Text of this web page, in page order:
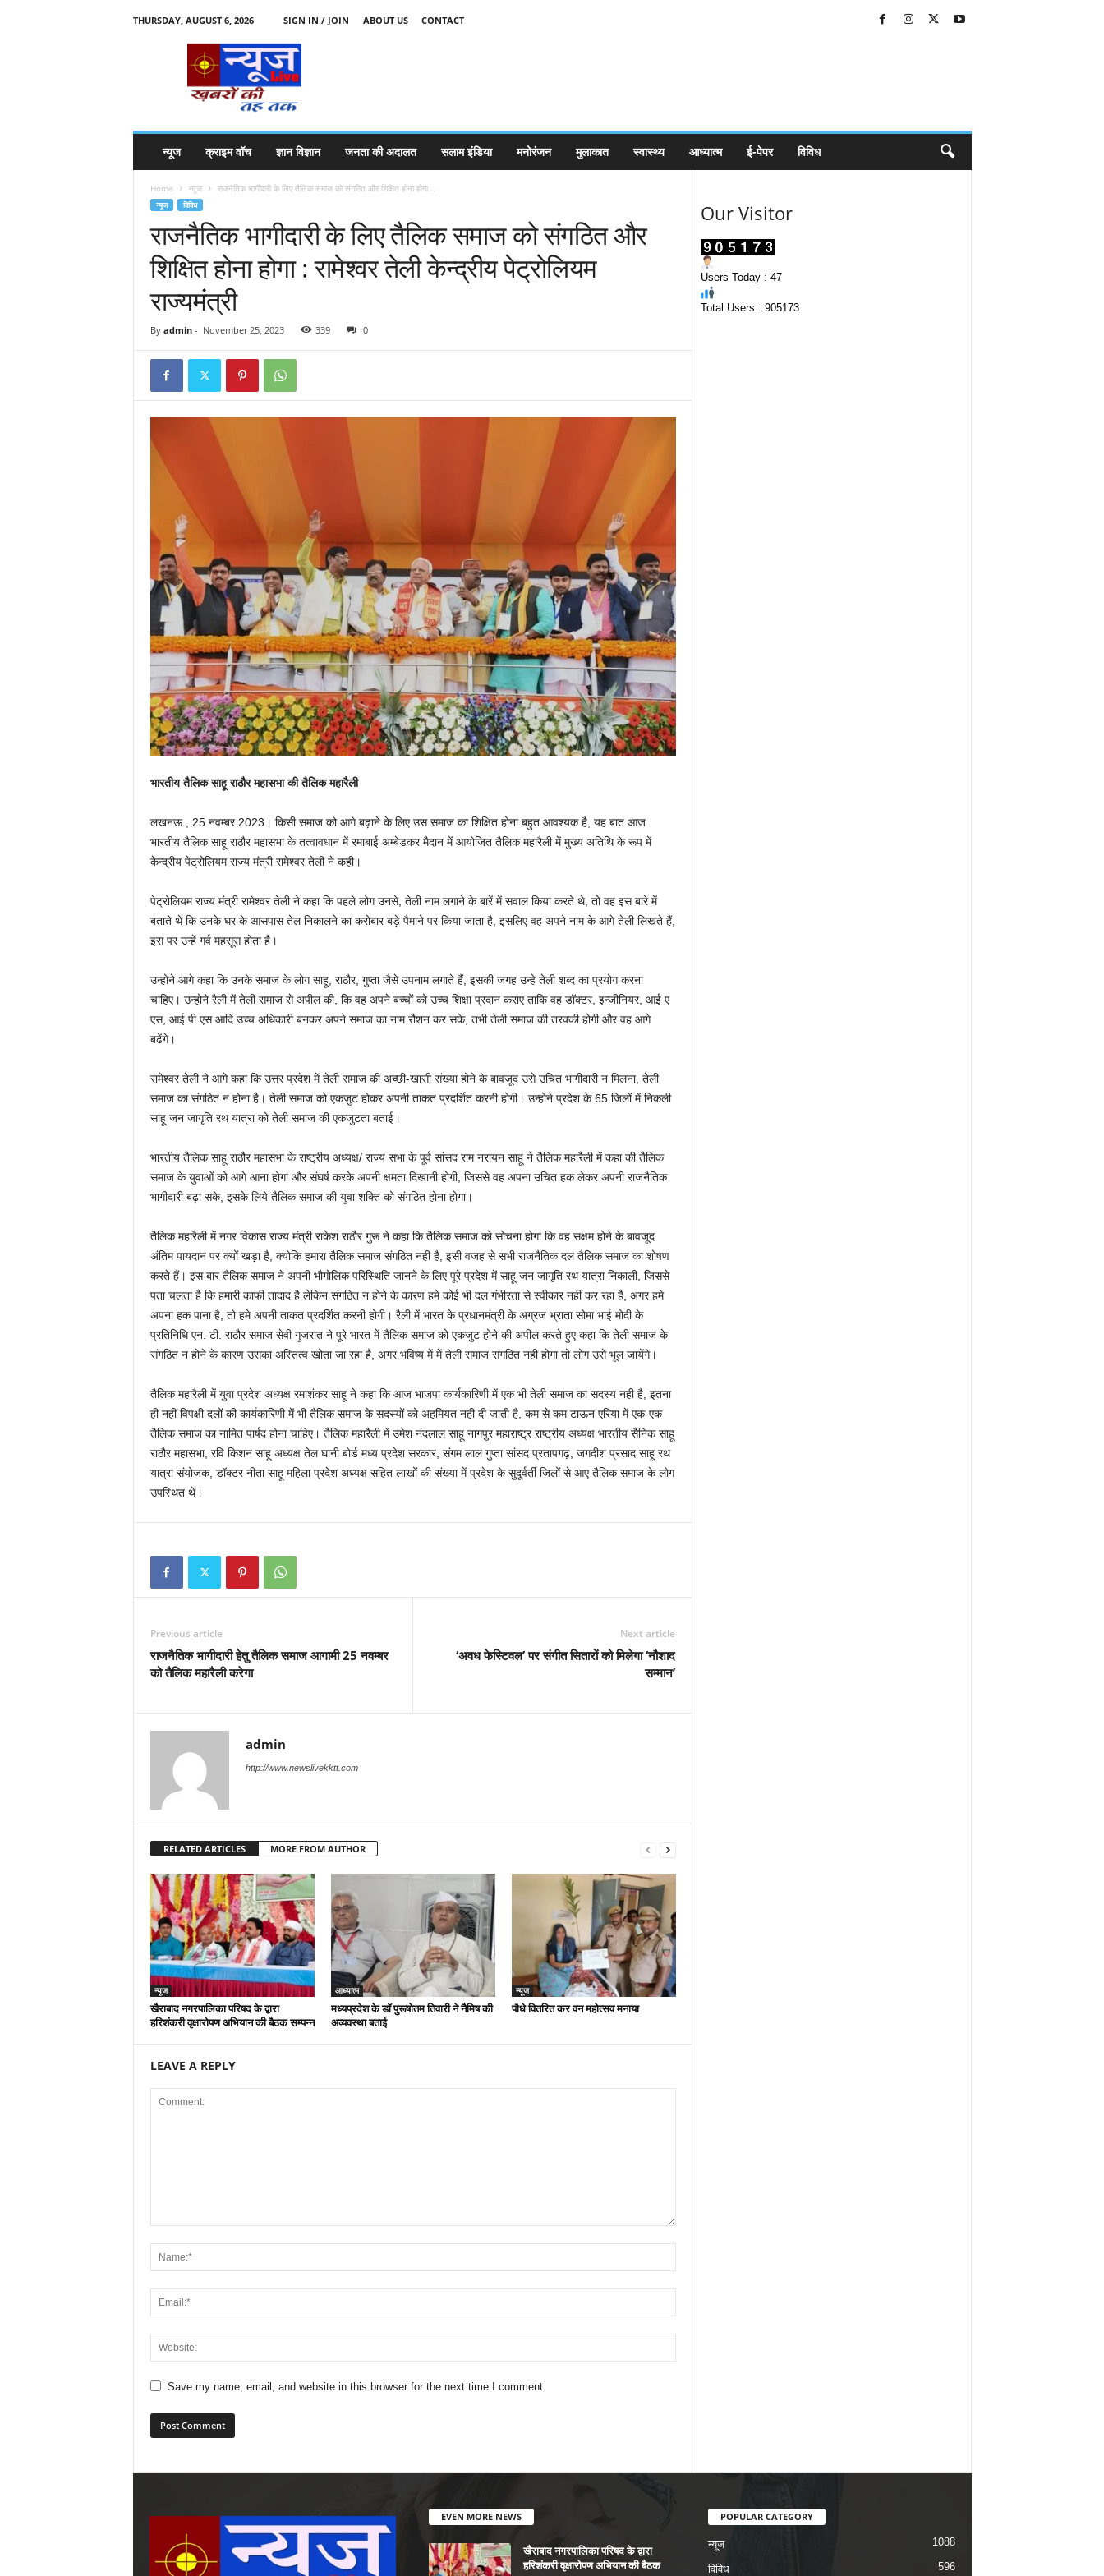
THURSDAY, AUGUST 6, 2026 SIGN IN / JOIN ABOUT US
CONTACT
न्यूज क्राइम वॉच ज्ञान विज्ञान जनता की अदालत सलाम इंडिया मनोरंजन मुलाकात स्वास्थ्य आध्यात्म ई-पेपर विविध
Home न्यूज राजनैतिक भागीदारी के लिए तैलिक समाज को संगठित और शिक्षित होना होगा...
न्यूज विविध
राजनैतिक भागीदारी के लिए तैलिक समाज को संगठित और
शिक्षित होना होगा : रामेश्वर तेली केन्द्रीय पेट्रोलियम
राज्यमंत्री
By admin- November 25, 2023 339 0
भारतीय तैलिक साहू राठौर महासभा की तैलिक महारैली
लखनऊ , 25 नवम्बर 2023। किसी समाज को आगे बढ़ाने के लिए उस समाज का शिक्षित होना बहुत आवश्यक है, यह बात आज
भारतीय तैलिक साहू राठौर महासभा के तत्वावधान में रमाबाई अम्बेडकर मैदान में आयोजित तैलिक महारैली में मुख्य अतिथि के रूप में
केन्द्रीय पेट्रोलियम राज्य मंत्री रामेश्वर तेली ने कही।
पेट्रोलियम राज्य मंत्री रामेश्वर तेली ने कहा कि पहले लोग उनसे, तेली नाम लगाने के बारें में सवाल किया करते थे, तो वह इस बारे में
बताते थे कि उनके घर के आसपास तेल निकालने का करोबार बड़े पैमाने पर किया जाता है, इसलिए वह अपने नाम के आगे तेली लिखते हैं,
इस पर उन्हें गर्व महसूस होता है।
उन्होने आगे कहा कि उनके समाज के लोग साहू, राठौर, गुप्ता जैसे उपनाम लगाते हैं, इसकी जगह उन्हे तेली शब्द का प्रयोग करना
चाहिए। उन्होने रैली में तेली समाज से अपील की, कि वह अपने बच्चों को उच्च शिक्षा प्रदान कराए ताकि वह डॉक्टर, इन्जीनियर, आई ए
एस, आई पी एस आदि उच्च अधिकारी बनकर अपने समाज का नाम रौशन कर सके, तभी तेली समाज की तरक्की होगी और वह आगे
बढेंगे।
रामेश्वर तेली ने आगे कहा कि उत्तर प्रदेश में तेली समाज की अच्छी-खासी संख्या होने के बावजूद उसे उचित भागीदारी न मिलना, तेली
समाज का संगठित न होना है। तेली समाज को एकजुट होकर अपनी ताकत प्रदर्शित करनी होगी। उन्होने प्रदेश के 65 जिलों में निकली
साहू जन जागृति रथ यात्रा को तेली समाज की एकजुटता बताई।
भारतीय तैलिक साहू राठौर महासभा के राष्ट्रीय अध्यक्ष/ राज्य सभा के पूर्व सांसद राम नरायन साहू ने तैलिक महारैली में कहा की तैलिक
समाज के युवाओं को आगे आना होगा और संघर्ष करके अपनी क्षमता दिखानी होगी, जिससे वह अपना उचित हक लेकर अपनी राजनैतिक
भागीदारी बढ़ा सके, इसके लिये तैलिक समाज की युवा शक्ति को संगठित होना होगा।
तैलिक महारैली में नगर विकास राज्य मंत्री राकेश राठौर गुरू ने कहा कि तैलिक समाज को सोचना होगा कि वह सक्षम होने के बावजूद
अंतिम पायदान पर क्यों खड़ा है, क्योकि हमारा तैलिक समाज संगठित नही है, इसी वजह से सभी राजनैतिक दल तैलिक समाज का शोषण
करते हैं। इस बार तैलिक समाज ने अपनी भौगोलिक परिस्थिति जानने के लिए पूरे प्रदेश में साहू जन जागृति रथ यात्रा निकाली, जिससे
पता चलता है कि हमारी काफी तादाद है लेकिन संगठित न होने के कारण हमे कोई भी दल गंभीरता से स्वीकार नहीं कर रहा है, अगर हमे
अपना हक पाना है, तो हमे अपनी ताकत प्रदर्शित करनी होगी। रैली में भारत के प्रधानमंत्री के अग्रज भ्राता सोमा भाई मोदी के
प्रतिनिधि एन. टी. राठौर समाज सेवी गुजरात ने पूरे भारत में तैलिक समाज को एकजुट होने की अपील करते हुए कहा कि तेली समाज के
संगठित न होने के कारण उसका अस्तित्व खोता जा रहा है, अगर भविष्य में में तेली समाज संगठित नही होगा तो लोग उसे भूल जायेंगे।
तैलिक महारैली में युवा प्रदेश अध्यक्ष रमाशंकर साहू ने कहा कि आज भाजपा कार्यकारिणी में एक भी तेली समाज का सदस्य नही है, इतना
ही नहीं विपक्षी दलों की कार्यकारिणी में भी तैलिक समाज के सदस्यों को अहमियत नही दी जाती है, कम से कम टाऊन एरिया में एक-एक
तैलिक समाज का नामित पार्षद होना चाहिए। तैलिक महारैली में उमेश नंदलाल साहू नागपुर महाराष्ट्र राष्ट्रीय अध्यक्ष भारतीय सैनिक साहू
राठौर महासभा, रवि किशन साहू अध्यक्ष तेल घानी बोर्ड मध्य प्रदेश सरकार, संगम लाल गुप्ता सांसद प्रतापगढ़, जगदीश प्रसाद साहू रथ
यात्रा संयोजक, डॉक्टर नीता साहू महिला प्रदेश अध्यक्ष सहित लाखों की संख्या में प्रदेश के सुदूर्वर्ती जिलों से आए तैलिक समाज के लोग
उपस्थित थे।
Previous article
राजनैतिक भागीदारी हेतु तैलिक समाज आगामी 25 नवम्बर
को तैलिक महारैली करेगा
Next article
‘अवध फेस्टिवल’ पर संगीत सितारों को मिलेगा ‘नौशाद
सम्मान’
admin
http://www.newslivekktt.com
RELATED ARTICLES MORE FROM AUTHOR
न्यूज
खैराबाद नगरपालिका परिषद के द्वारा
हरिशंकरी वृक्षारोपण अभियान की बैठक सम्पन्न
आध्यात्म
मध्यप्रदेश के डॉ पुरूषोतम तिवारी ने नैमिष की
अव्यवस्था बताई
न्यूज
पौधे वितरित कर वन महोत्सव मनाया
LEAVE A REPLY
Save my name, email, and website in this browser for the next time I comment.
Our Visitor
Users Today : 47
Total Users : 905173
EVEN MORE NEWS
खैराबाद नगरपालिका परिषद के द्वारा
हरिशंकरी वृक्षारोपण अभियान की बैठक
POPULAR CATEGORY
न्यूज 1088
विविध 596